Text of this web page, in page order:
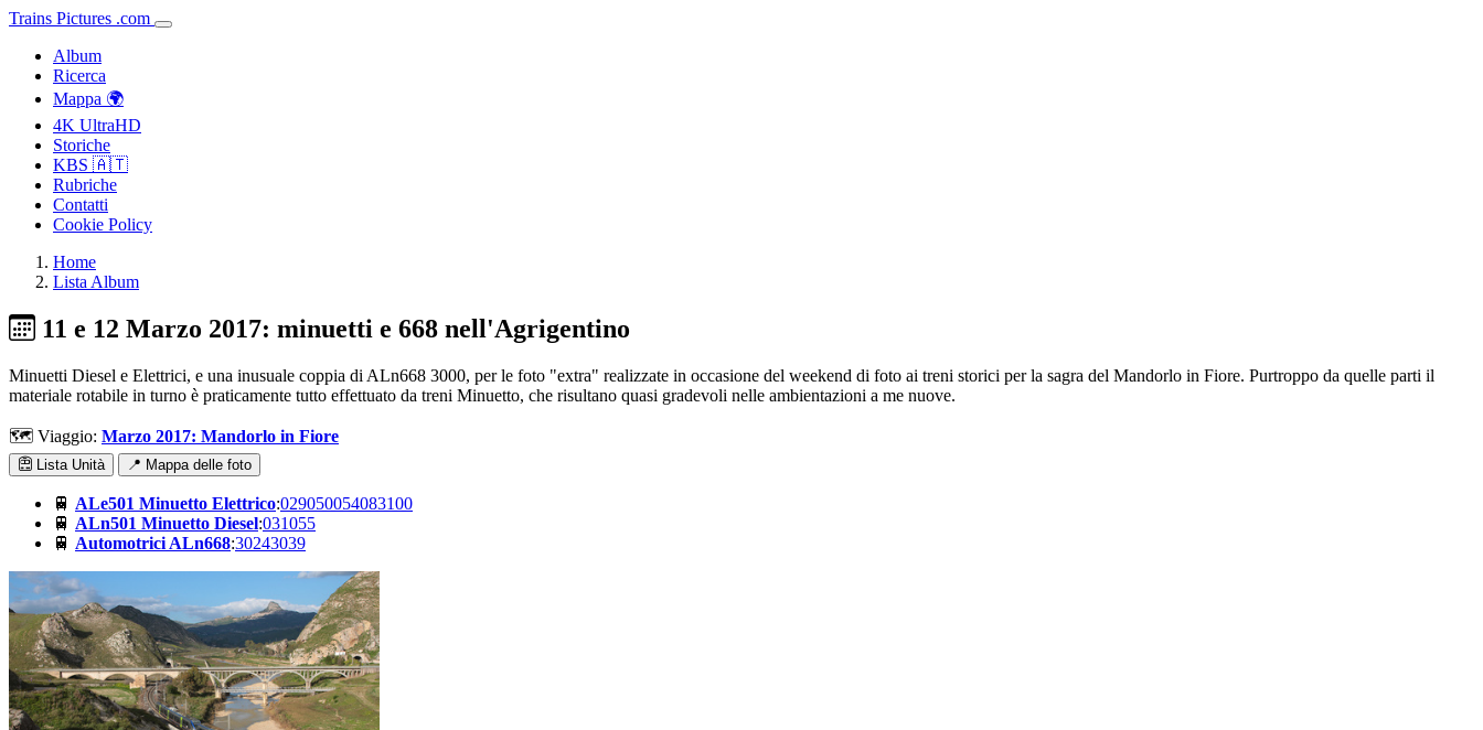
Trains Pictures .com
Album
Ricerca
Mappa 🌍
4K UltraHD
Storiche
KBS 🇦🇹
Rubriche
Contatti
Cookie Policy
Home
Lista Album
11 e 12 Marzo 2017: minuetti e 668 nell'Agrigentino
Minuetti Diesel e Elettrici, e una inusuale coppia di ALn668 3000, per le foto "extra" realizzate in occasione del weekend di foto ai treni storici per la sagra del Mandorlo in Fiore. Purtroppo da quelle parti il
materiale rotabile in turno è praticamente tutto effettuato da treni Minuetto, che risultano quasi gradevoli nelle ambientazioni a me nuove.
🗺️ Viaggio: Marzo 2017: Mandorlo in Fiore
Lista Unità 📍 Mappa delle foto
🚆 ALe501 Minuetto Elettrico:029050054083100
🚆 ALn501 Minuetto Diesel:031055
🚆 Automotrici ALn668:30243039